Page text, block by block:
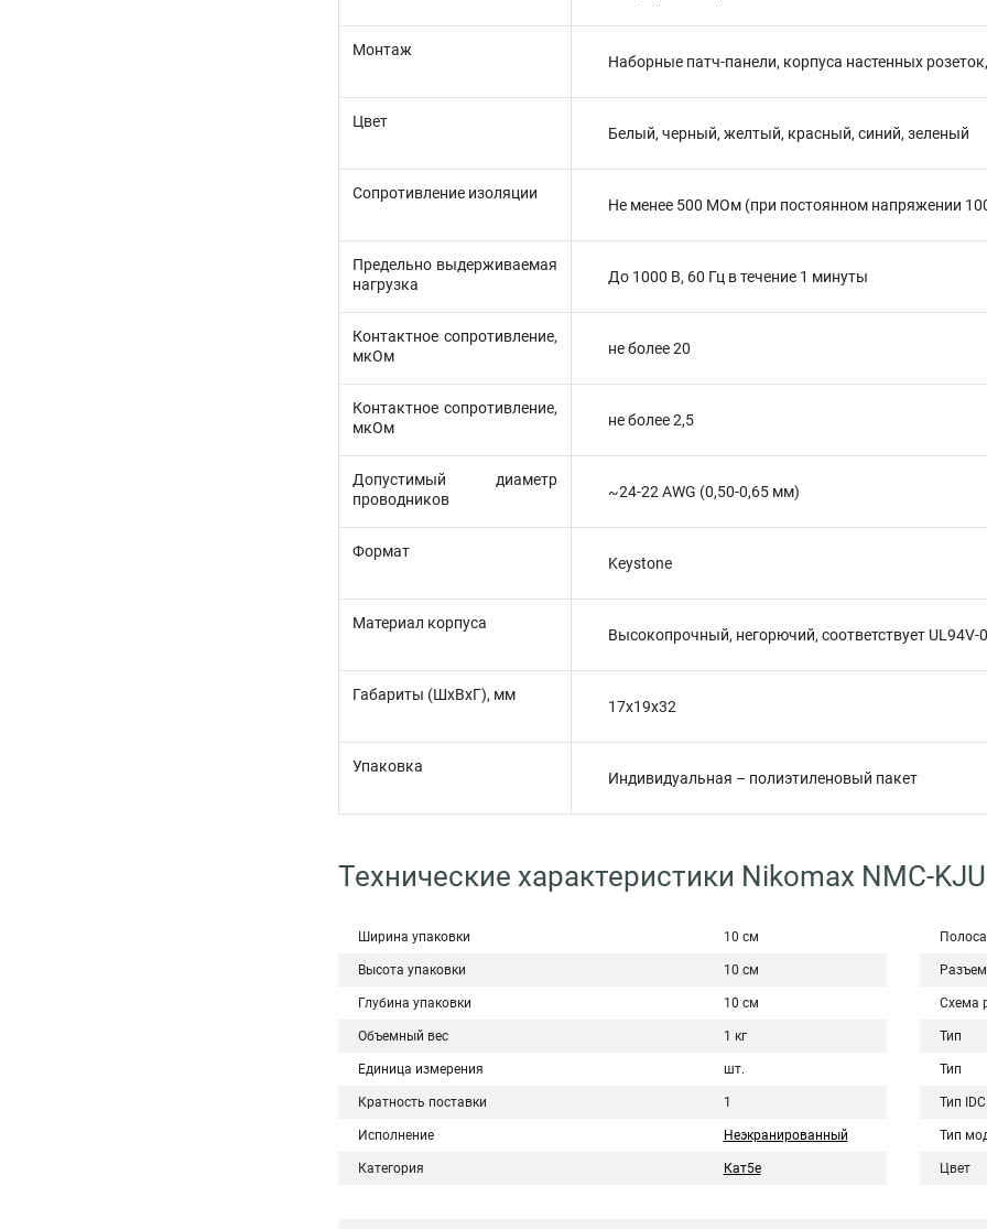
Монтаж
Наборные патч-панели, корпуса настенных
Цвет
Белый, черный, желтый, красный, синий, зеленый
Сопротивление изоляции
Не менее 500 МОм (при постоянном напряжении
Предельно выдерживаемая
нагрузка
До 1000 В, 60 Гц в течение 1 минуты
Контактное сопротивление,
мкОм
не более 20
Контактное сопротивление,
мкОм
не более 2,5
Допустимый диаметр
проводников
~24-22 AWG (0,50-0,65 мм)
Формат
Keystone
Материал корпуса
Высокопрочный, негорючий, соответствует UL94V-0
Габариты (ШхВхГ), мм
17х19х32
Упаковка
Индивидуальная – полиэтиленовый пакет
Технические характеристики Nikomax NMC-
Ширина упаковки 10 см
Высота упаковки 10 см
Глубина упаковки 10 см
Объемный вес 1 кг
Единица измерения шт.
Кратность поставки 1
Исполнение Неэкранированный
Категория Кат5е
Разъем
Схема
Тип
Тип
Тип
Тип
Цвет